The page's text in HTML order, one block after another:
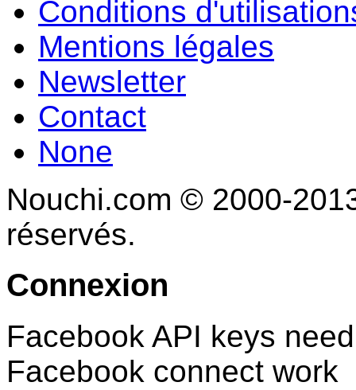
Conditions
Mentions légales
Newsletter
Contact
None
Nouchi.com © 2000-
réservés.
Connexion
Facebook API keys
Facebook connect work